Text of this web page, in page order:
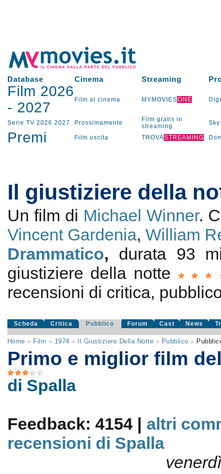
Database Cinema Streaming
Film 2026
- 2027 Film al cinema MYMOVIESONE
Serie TV 2026 2027 Prossimamente
Film gratis in
streaming
Sky
Premi Film uscita TROVASTREAMING
Il giustiziere della
Un film di Michael Winner.
Vincent Gardenia, William
Drammatico, durata 93
giustiziere della notte
recensioni di critica,
Scheda Critica Pubblico Forum Cast News
Home » Film » 1974 » Il Giustiziere Della Notte » Pubblico »
Primo e miglior film
di Spalla
Feedback: 4154 | altri
recensioni di Spalla